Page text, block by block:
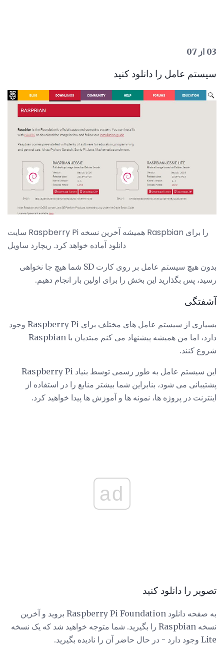
03 از 07
سیستم عامل را دانلود کنید
سایت Raspberry Pi همیشه آخرین نسخه Raspbian را برای
دانلود آماده خواهد کرد. ریچارد ساویل
بدون هیچ سیستم عامل بر روی کارت SD شما هیچ جا نخواهی
رسید، پس بگذارید این بخش را برای اولین بار انجام دهیم.
آشفتگی
بسیاری از سیستم عامل های مختلف برای Raspberry Pi وجود
دارد، اما من همیشه پیشنهاد می کنم مبتدیان با Raspbian
شروع کنند.
این سیستم عامل به طور رسمی توسط بنیاد Raspberry Pi
پشتیبانی می شود، بنابراین شما بیشتر منابع را در استفاده از
اینترنت در پروژه ها، نمونه ها و آموزش ها پیدا خواهید کرد.
ad
تصویر را دانلود کنید
به صفحه دانلود Raspberry Pi Foundation بروید و آخرین
نسخه Raspbian را بگیرید. شما متوجه خواهید شد که یک نسخه
Lite وجود دارد - در حال حاضر آن را نادیده بگیرید.